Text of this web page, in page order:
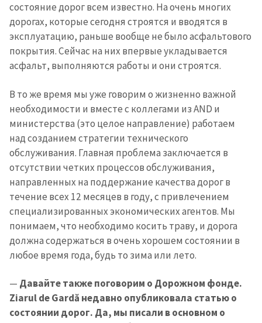
состояние дорог всем известно. На очень многих
дорогах, которые сегодня строятся и вводятся в
эксплуатацию, раньше вообще не было асфальтового
покрытия. Сейчас на них впервые укладывается
асфальт, выполняются работы и они строятся.
В то же время мы уже говорим о жизненно важной
необходимости и вместе с коллегами из AND и
министерства (это целое направление) работаем
над созданием стратегии технического
обслуживания. Главная проблема заключается в
отсутствии четких процессов обслуживания,
направленных на поддержание качества дорог в
течение всех 12 месяцев в году, с привлечением
специализированных экономических агентов. Мы
понимаем, что необходимо косить траву, и дорога
должна содержаться в очень хорошем состоянии в
любое время года, будь то зима или лето.
— Давайте также поговорим о Дорожном фонде.
Ziarul de Gardă недавно опубликовала статью о
состоянии дорог. Да, мы писали в основном о